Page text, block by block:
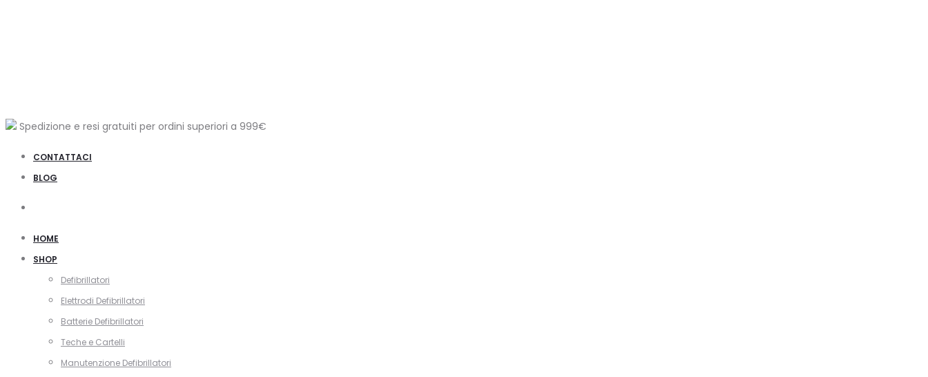
Spedizione e resi gratuiti per ordini superiori a 999€
CONTATTACI
BLOG
HOME
SHOP
Defibrillatori
Elettrodi Defibrillatori
Batterie Defibrillatori
Teche e Cartelli
Manutenzione Defibrillatori